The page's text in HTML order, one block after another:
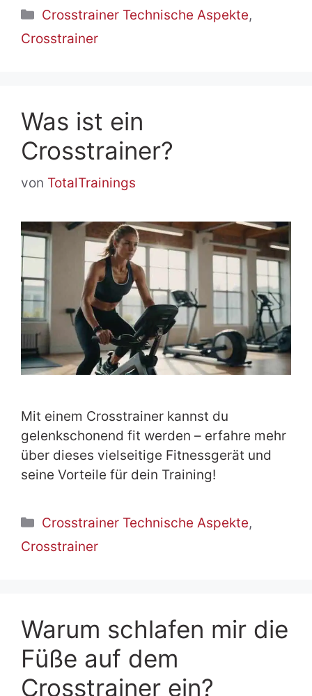
Kategorien
Crosstrainer Technische Aspekte,
Crosstrainer
Was ist ein
Crosstrainer?
von TotalTrainings
Mit einem Crosstrainer kannst du
gelenkschonend fit werden – erfahre mehr
über dieses vielseitige Fitnessgerät und
seine Vorteile für dein Training!
Kategorien
Crosstrainer Technische Aspekte,
Crosstrainer
Warum schlafen mir die
Füße auf dem
Crosstrainer ein?